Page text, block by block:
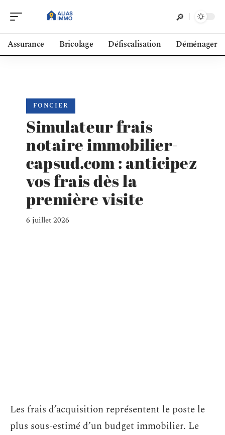
Assurance Bricolage Défiscalisation Déménager
FONCIER
Simulateur frais
notaire immobilier-
capsud.com : anticipez
vos frais dès la
première visite
6 juillet 2026
Les frais d’acquisition représentent le poste le
plus sous-estimé d’un budget immobilier. Le